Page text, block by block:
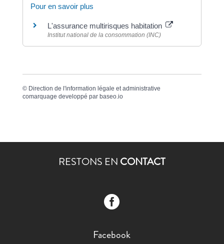
Pour en savoir plus
L'assurance multirisques habitation
Institut national de la consommation (INC)
© Direction de l'information légale et administrative
comarquage developpé par baseo.io
RESTONS EN CONTACT

Facebook